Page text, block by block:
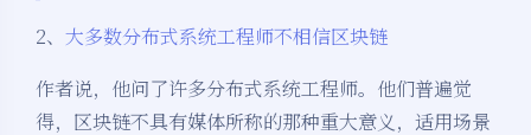
2、 大多数分布式系统工程师不相信区块链
作者说，他问了许多分布式系统工程师。他们普遍觉
得，区块链不具有媒体所称的那种重大意义，适用场景